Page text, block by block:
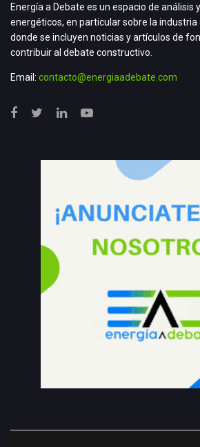
Energía a Debate es un espacio de análisis
energéticos, en particular sobre la
donde se incluyen noticias y artículos de
contribuir al debate constructivo.
Email: contacto@energiaadebate.com